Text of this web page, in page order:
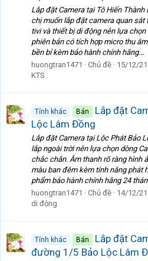
Lắp đặt Camera tại Tô Hiến
chị muốn lắp đặt camera quan sát
tivi và thiết bị di động nên lựa
phiên bản có tích hợp micro thu
bền bỉ kèm bảo hành chính hãng...
huongtran1471
Chủ đề 15/12/21
KTS
Tỉnh khác Bán
Lắp đặt
Lộc Lâm Đồng
Lắp đặt Camera tại Lộc Phát Bảo
lắp ngoài trời nên lựa chọn dòng
chắc chắn. Âm thanh rõ ràng hình
màu ban đêm kèm tính năng phát
phẩm bảo hành chính hãng 24
huongtran1471
Chủ đề 14/12/21
di động
Tỉnh khác Bán
Lắp đặt
đường 1/5 Bảo Lộc Lâm